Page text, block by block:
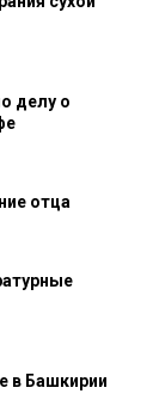
делу о
отца
в Башкирии